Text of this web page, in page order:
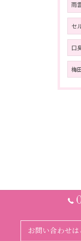
雨
セ
口
梅
お問い合わせは